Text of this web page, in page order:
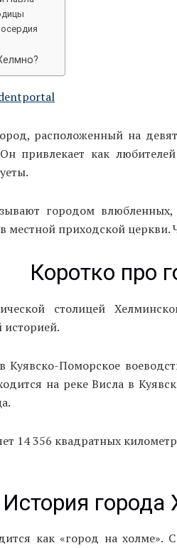
расположенный на
привлекает как
городом влюбленных,
местной приходской церкви.
Коротко про
столицей
историей.
Поморское
на реке Висла в
14 356 квадратных
История города
как «город на